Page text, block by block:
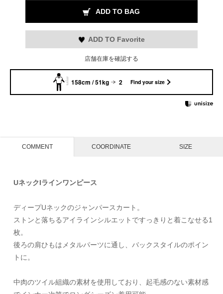
ADD TO BAG
ADD TO Favorite
店舗在庫を確認する
158cm / 51kg 2 Find your size
COMMENT COORDINATE SIZE
UネックIラインワンピース
ディープUネックのジャンパースカート。
ストンと落ちるアイラインシルエットですっきりと着こなせる1
枚。
後ろの肩ひもはメタルパーツに通し、バックスタイルのポイン
トに。
中肉のツイル組織の素材を使用しており、起毛感のない素材感